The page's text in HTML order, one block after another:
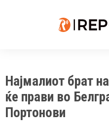
Најмалиот брат
ќе прави во
Портонови